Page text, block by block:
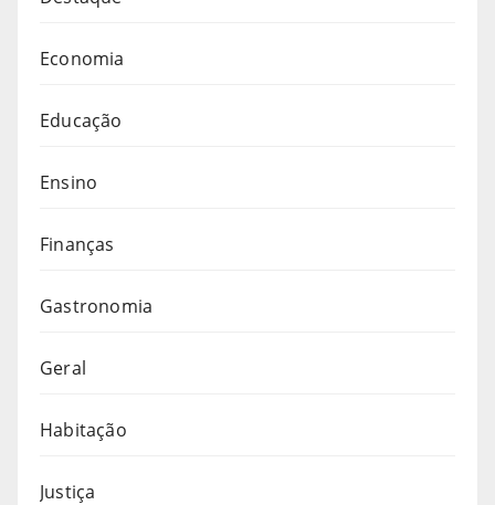
Economia
Educação
Ensino
Finanças
Gastronomia
Geral
Habitação
Justiça